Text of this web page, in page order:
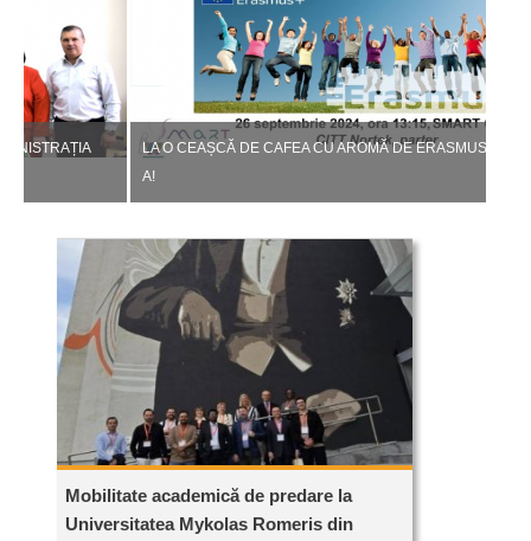
LA O CEAȘCĂ DE CAFEA CU AROMĂ DE ERASMUS+, EDIȚIA A IX-
ATELIER DE PREZENTARE A NOILOR CONCURSURI DE
PROIECTE DE CERCETARE – 2024!
Mobilitate academică de predare la
Universitatea Mykolas Romeris din